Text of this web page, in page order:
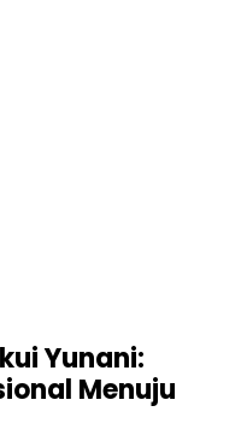
Yunani:
Menuju